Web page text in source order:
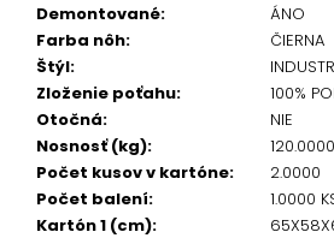
Demontované:
ÁNO
Farba nôh:
ČIERNA
Štýl:
Zloženie poťahu:
100%
Otočná:
NIE
Nosnosť (kg):
Počet kusov v kartóne:
2.0000
Počet balení:
1.0000
Kartón 1 (cm):